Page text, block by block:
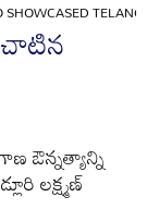
చాటిన
ఔన్నత్యాన్ని
లక్ష్మణ్‌